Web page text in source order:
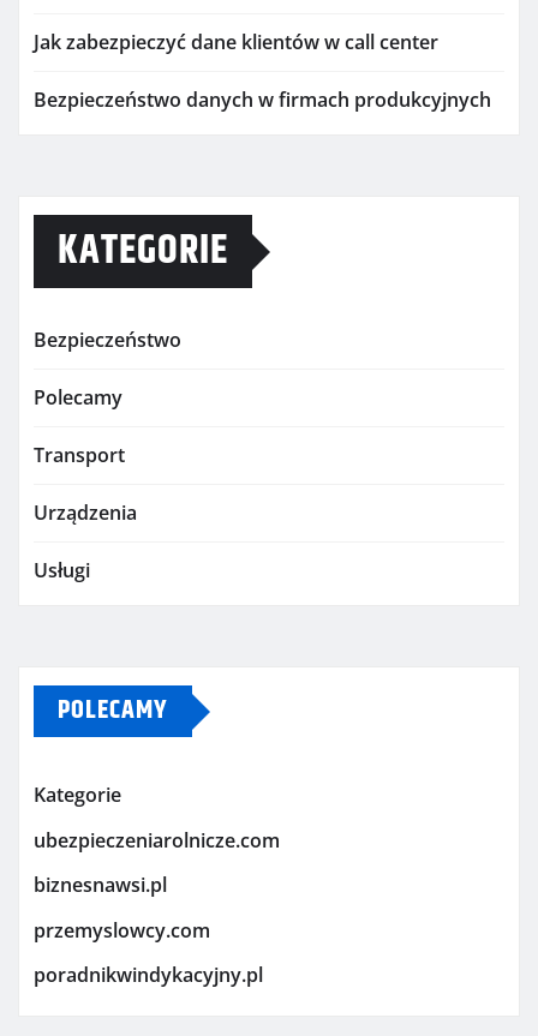
Jak zabezpieczyć dane klientów w call center
Bezpieczeństwo danych w firmach produkcyjnych
KATEGORIE
Bezpieczeństwo
Polecamy
Transport
Urządzenia
Usługi
POLECAMY
Kategorie
ubezpieczeniarolnicze.com
biznesnawsi.pl
przemyslowcy.com
poradnikwindykacyjny.pl